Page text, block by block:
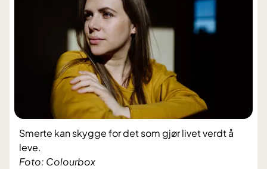
Foto: Colourbox
Smerte kan skygge for det som gjør livet verdt å
leve.